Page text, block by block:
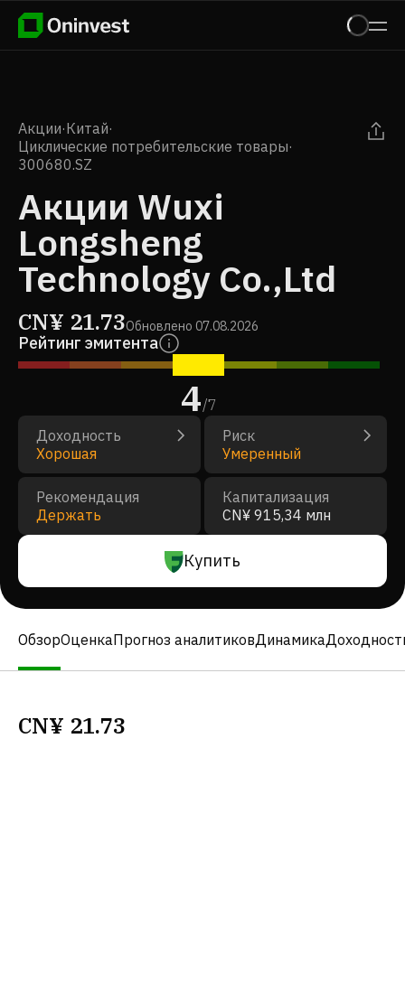
Акции·Китай·
Циклические потребительские товары·
300680.SZ
Акции Wuxi
Longsheng
Technology Co.,Ltd
CN¥ 21.73Обновлено 07.08.2026
Рейтинг эмитента
4/7
Доходность
Хорошая
Риск
Умеренный
Рекомендация
Держать
Капитализация
CN¥ 915,34 млн
Купить
ОбзорОценкаПрогноз аналитиковДинамика
CN¥ 21.73